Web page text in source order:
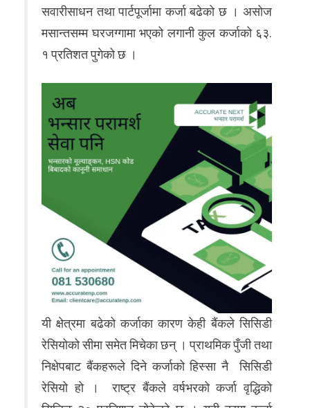
सवारीसाधन तथा पार्टपूर्जामा कर्जा बढेको छ । असोज
मसान्तसम्म घरजग्गामा भएको लगानी कुल कर्जाको ६३.
१ प्रतिशत पुगेको छ ।
यी क्षेत्रमा बढेको कर्जाका कारण केही बैंकले सिसिडी
रेसियोको सीमा समेत मिचेका छन् । प्राथमिक पुँजी तथा
निक्षेपबाट बैंकहरूले दिने कर्जाको हिस्सा नै सिसिडी
रेसियो हो । राष्ट्र बैंकले वर्षभरको कर्जा वृद्धिको